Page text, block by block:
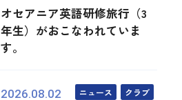
オセアニア英語研修旅行（3
年生）がおこなわれていま
す。
2026.08.02 ニュース クラブ